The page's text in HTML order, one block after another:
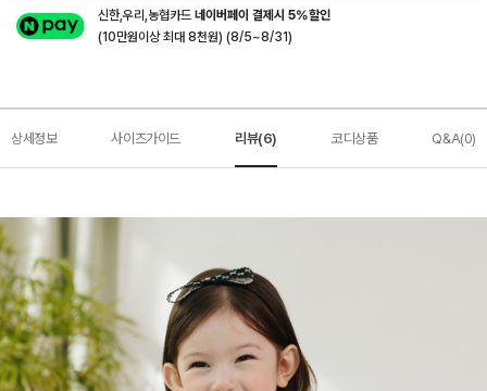
신한,우리,농협카드네이버페이 결제시 5%할인
(10만원이상 최대 8천원) (8/5~8/31)
상세정보 사이즈가이드 리뷰(6) 코디상품 Q&A(0)